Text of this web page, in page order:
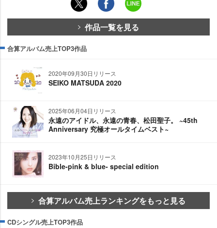
作品一覧を見る
合算アルバム売上TOP3作品
2020年09月30日リリース
SEIKO MATSUDA 2020
2025年06月04日リリース
永遠のアイドル、永遠の青春、松田聖子。 ~45th
Anniversary 究極オールタイムベスト~
2023年10月25日リリース
Bible-pink & blue- special edition
合算アルバム売上ランキングをもっと見る
CDシングル売上TOP3作品